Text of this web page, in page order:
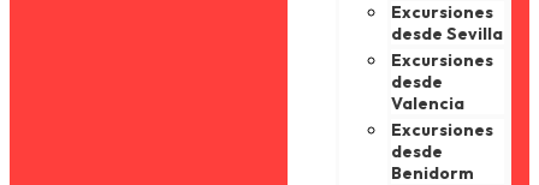
Excursiones
desde Sevilla
Excursiones
desde
Valencia
Excursiones
desde
Benidorm